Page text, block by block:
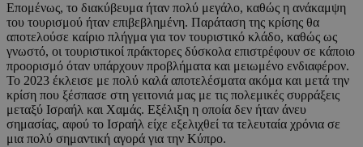
Επομένως, το διακύβευμα ήταν πολύ μεγάλο, καθώς η ανάκαμψη
του τουρισμού ήταν επιβεβλημένη. Παράταση της κρίσης θα
αποτελούσε καίριο πλήγμα για τον τουριστικό κλάδο, καθώς ως
γνωστό, οι τουριστικοί πράκτορες δύσκολα επιστρέφουν σε κάποιο
προορισμό όταν υπάρχουν προβλήματα και μειωμένο ενδιαφέρον.
Το 2023 έκλεισε με πολύ καλά αποτελέσματα ακόμα και μετά την
κρίση που ξέσπασε στη γειτονιά μας με τις πολεμικές συρράξεις
μεταξύ Ισραήλ και Χαμάς. Εξέλιξη η οποία δεν ήταν άνευ
σημασίας, αφού το Ισραήλ είχε εξελιχθεί τα τελευταία χρόνια σε
μια πολύ σημαντική αγορά για την Κύπρο.